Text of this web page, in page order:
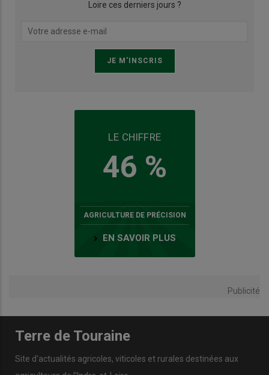
Loire ces derniers jours ?
LE CHIFFRE
46 %
AGRICULTURE DE PRÉCISION
EN SAVOIR PLUS
Publicité
Terre de Touraine
Site d'actualités agricoles, viticoles et rurales destinées aux